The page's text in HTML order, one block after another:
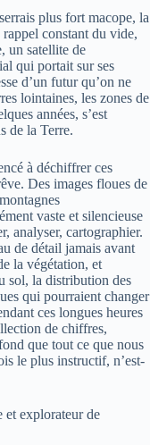
plus fort macope, la
constant du vide,
un satellite de
qui portait sur ses
d’un futur qu’on ne
lointaines, les zones de
années, s’est
de la Terre.
à déchiffrer ces
Des images floues de
vaste et silencieuse
analyser, cartographier.
de détail jamais avant
la végétation, et
sol, la distribution des
qui pourraient changer
ces longues heures
de chiffres,
que tout ce que nous
le plus instructif, n’est-
explorateur de